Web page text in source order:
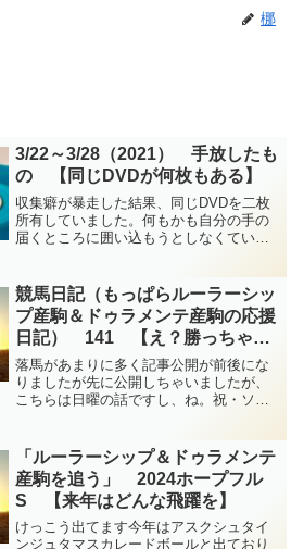
梛
3/22～3/28（2021） 手放したも
の 【同じDVDが何枚もある】
収集癖が暴走した結果、同じDVDを二枚
所有していました。何もかも自分の手の
届くところに囲い込もうとしなくていい
競馬日記（もっぱらルーラーシッ
プ産駒＆ドゥラメンテ産駒の応援
日記） 141 【え？勝っちゃっ
た】
落馬があまりに多く記事公開が前後にな
りましたが先に公開しちゃいましたが、
こちらは日曜の話ですし、ね。祝・ソウ
馬(競争中止)が多く気持ちが疲れてしまい
ました。正直...
「ルーラーシップ＆ドゥラメンテ
産駒を追う」 2024ホープフル
S 【来年はどんな飛躍を】
けっこう出てます今年はアスクシュタイ
ンジュタマスカレードボールと出ており